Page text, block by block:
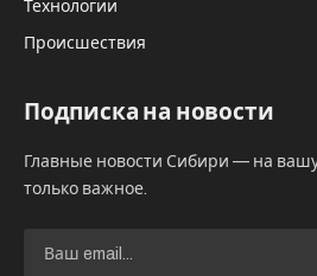
На решающей игре трибуны
Министр спорта
Сергей Ахапов, отметил
атмосферу мероприятия. Он
по поводу того, что
центром бильярдного